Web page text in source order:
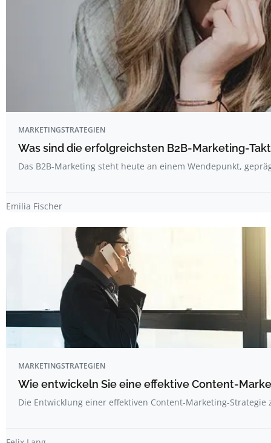
MARKETINGSTRATEGIEN
Was sind die erfolgreichsten B2B-Marketing-
Das B2B-Marketing steht heute an einem Wendepunkt,
Emilia Fischer
MARKETINGSTRATEGIEN
Wie entwickeln Sie eine effektive Content-
Die Entwicklung einer effektiven Content-Marketing-